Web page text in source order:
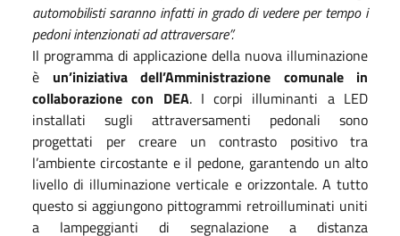
automobilisti saranno infatti in grado di vedere per tempo i
pedoni intenzionati ad attraversare”.
Il programma di applicazione della nuova illuminazione
è un’iniziativa dell’Amministrazione comunale in
collaborazione con DEA. I corpi illuminanti a LED
installati sugli attraversamenti pedonali sono
progettati per creare un contrasto positivo tra
l’ambiente circostante e il pedone, garantendo un alto
livello di illuminazione verticale e orizzontale. A tutto
questo si aggiungono pittogrammi retroilluminati uniti
a lampeggianti di segnalazione a distanza